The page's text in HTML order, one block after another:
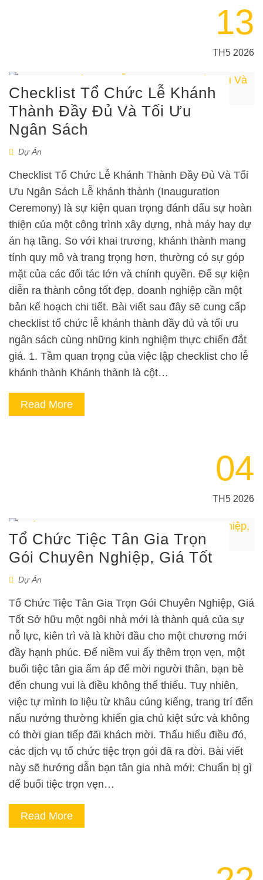
13
TH5 2026
Checklist Tổ Chức Lễ Khánh
Thành Đầy Đủ Và Tối Ưu
Ngân Sách
Dự Án
Checklist Tổ Chức Lễ Khánh Thành Đầy Đủ Và Tối
Ưu Ngân Sách Lễ khánh thành (Inauguration
Ceremony) là sự kiện quan trọng đánh dấu sự hoàn
thiện của một công trình xây dựng, nhà máy hay dự
án hạ tầng. So với khai trương, khánh thành mang
tính quy mô và trang trọng hơn, thường có sự góp
mặt của các đối tác lớn và chính quyền. Để sự kiện
diễn ra thành công tốt đẹp, doanh nghiệp cần một
bản kế hoạch chi tiết. Bài viết sau đây sẽ cung cấp
checklist tổ chức lễ khánh thành đầy đủ và tối ưu
ngân sách cùng những kinh nghiệm thực chiến đắt
giá. 1. Tầm quan trọng của việc lập checklist cho lễ
khánh thành Khánh thành là cột…
Read More
04
TH5 2026
Tổ Chức Tiệc Tân Gia Trọn
Gói Chuyên Nghiệp, Giá Tốt
Dự Án
Tổ Chức Tiệc Tân Gia Trọn Gói Chuyên Nghiệp, Giá
Tốt Sở hữu một ngôi nhà mới là thành quả của sự
nỗ lực, kiên trì và là khởi đầu cho một chương mới
đầy hạnh phúc. Để niềm vui ấy thêm trọn vẹn, một
buổi tiệc tân gia ấm áp để mời người thân, bạn bè
đến chung vui là điều không thể thiếu. Tuy nhiên,
việc tự mình lo liệu từ khâu cúng kiếng, trang trí đến
nấu nướng thường khiến gia chủ kiệt sức và không
có thời gian tiếp đãi khách mời. Thấu hiểu điều đó,
các dịch vụ tổ chức tiệc trọn gói đã ra đời. Bài viết
này sẽ hướng dẫn bạn tân gia nhà mới: Chuẩn bị gì
để buổi tiệc trọn vẹn…
Read More